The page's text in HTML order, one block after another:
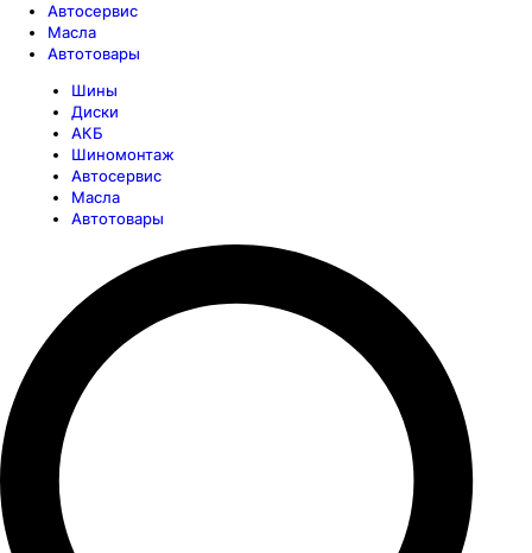
Автосервис
Масла
Автотовары
Шины
Диски
АКБ
Шиномонтаж
Автосервис
Масла
Автотовары